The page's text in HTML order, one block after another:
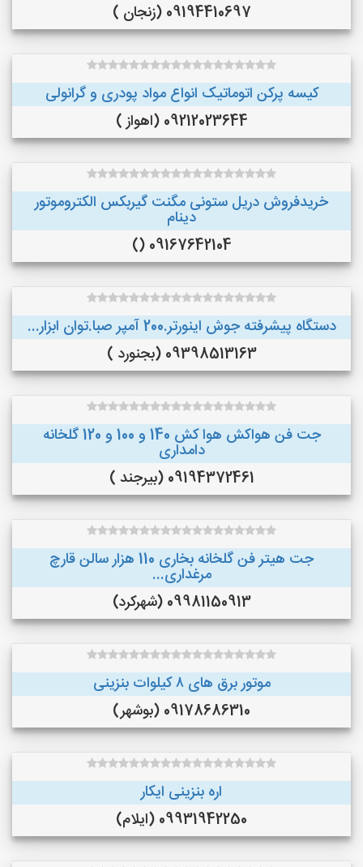
09194410697 (زنجان )
کیسه پرکن اتوماتیک انواع مواد پودری و گرانولی
09212023644 (اهواز )
خریدفروش دریل ستونی مگنت گیربکس الکتروموتور
دینام
09167642104 ()
دستگاه پیشرفته جوش اینورتر.200 آمپر صبا.توان ابزار...
09398513163 (بجنورد )
جت فن هواکش هوا کش 140 و 100 و 120 گلخانه
دامداری
09194372461 (بیرجند )
جت هیتر فن گلخانه بخاری 110 هزار سالن قارچ
مرغداری...
09981150913 (شهرکرد)
موتور برق های ٨ کیلوات بنزینی
09178686310 (بوشهر)
اره بنزینی ایکار
09931942250 (ایلام)